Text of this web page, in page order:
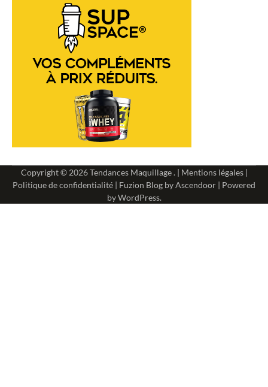
Copyright © 2026Tendances Maquillage. | Mentions légales|
Politique de confidentialité | Fuzion Blog byAscendoor | Powered
byWordPress.